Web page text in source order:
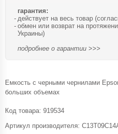
гарантия:
действует на весь товар
обмен или возврат на
Украины)
подробнее о гарантии >>>
Емкость с черными чернилами
больших объемах
Код товара: 919534
Артикул производителя: